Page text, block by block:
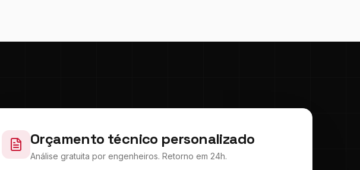
Orçamento técnico personalizado
Análise gratuita por engenheiros. Retorno em 24h.